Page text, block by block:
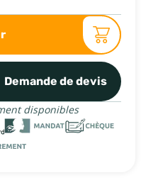
Demande de devis
disponibles